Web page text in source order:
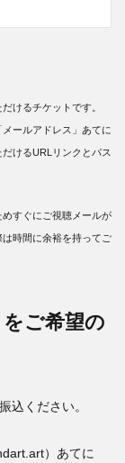
けるチケットです。
ールアドレス」あてに
けるURLリンクとパス
すぐにご視聴メールが
時間に余裕を持ってご
ご希望の
込ください。
）あてに